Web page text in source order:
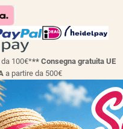
100€*** Consegna gratuita UE
a partire da 500€